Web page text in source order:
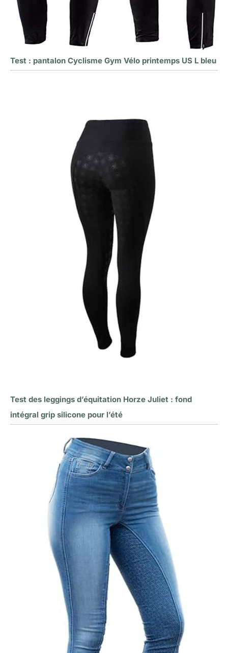
Test : pantalon Cyclisme Gym Vélo printemps US L bleu
Test des leggings d’équitation Horze Juliet : fond
intégral grip silicone pour l’été